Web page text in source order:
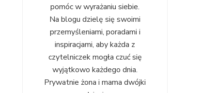
pomóc w wyrażaniu siebie.
Na blogu dzielę się swoimi
przemyśleniami, poradami i
inspiracjami, aby każda z
czytelniczek mogła czuć się
wyjątkowo każdego dnia.
Prywatnie żona i mama dwójki